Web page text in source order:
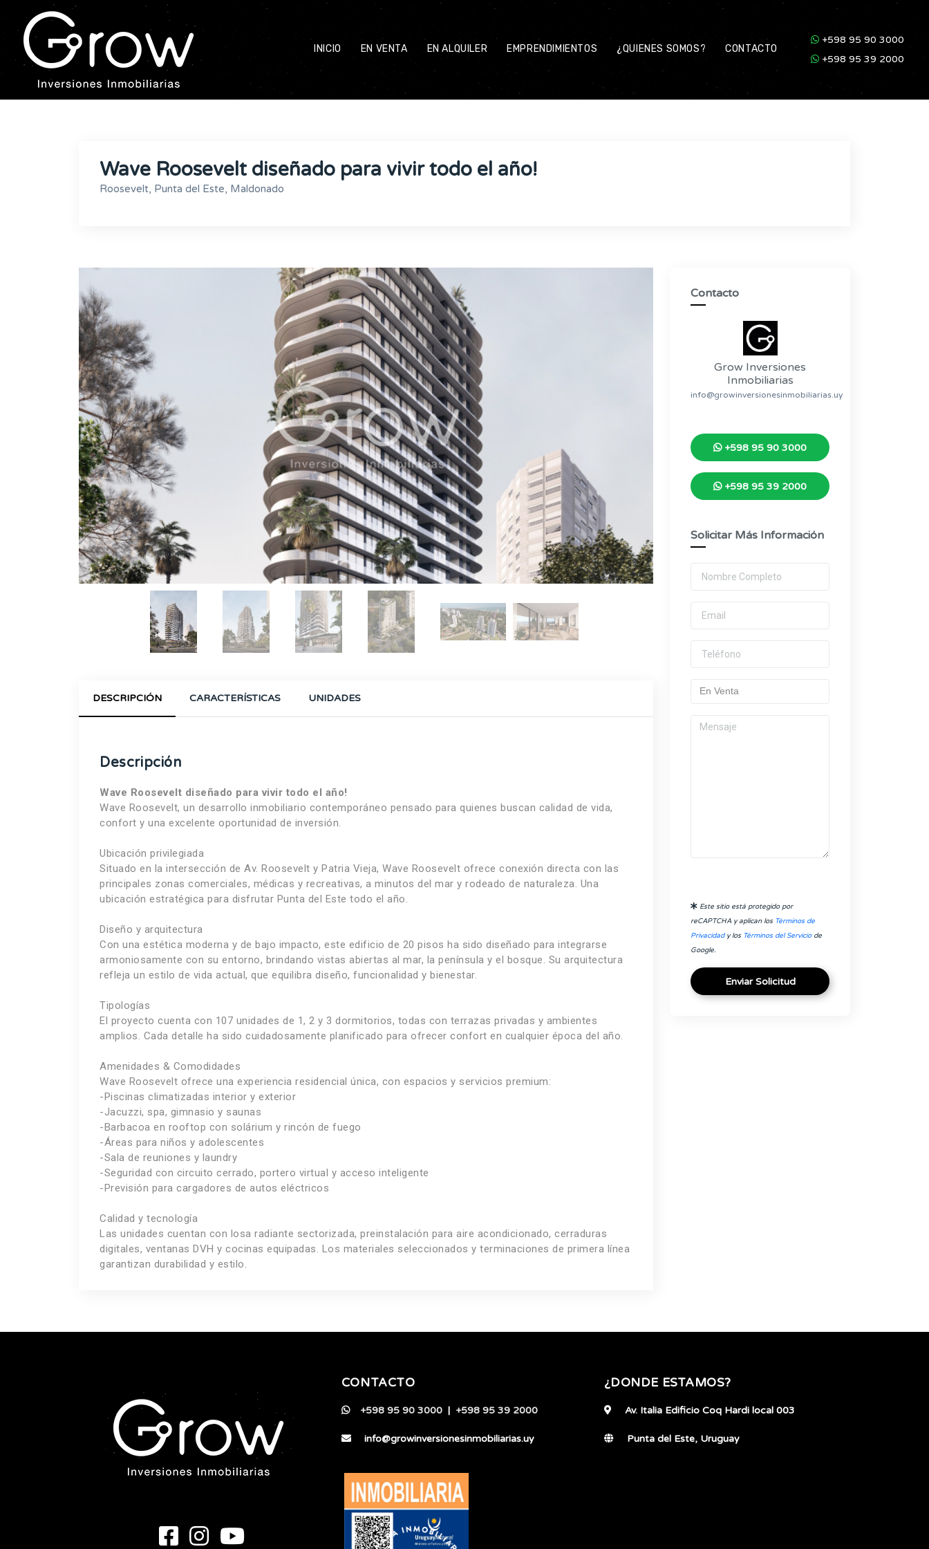
INICIO EN VENTA EN ALQUILER EMPRENDIMIENTOS ¿QUIENES SOMOS? CONTACTO
+598 95 90 3000
+598 95 39 2000
Wave Roosevelt diseñado para vivir todo el año!
Roosevelt, Punta del Este, Maldonado
DESCRIPCIÓN CARACTERÍSTICAS UNIDADES
Descripción
Wave Roosevelt diseñado para vivir todo el año!
Wave Roosevelt, un desarrollo inmobiliario contemporáneo pensado para quienes buscan calidad de vida,
confort y una excelente oportunidad de inversión.
Ubicación privilegiada
Situado en la intersección de Av. Roosevelt y Patria Vieja, Wave Roosevelt ofrece conexión directa con las
principales zonas comerciales, médicas y recreativas, a minutos del mar y rodeado de naturaleza. Una
ubicación estratégica para disfrutar Punta del Este todo el año.
Diseño y arquitectura
Con una estética moderna y de bajo impacto, este edificio de 20 pisos ha sido diseñado para integrarse
armoniosamente con su entorno, brindando vistas abiertas al mar, la península y el bosque. Su arquitectura
refleja un estilo de vida actual, que equilibra diseño, funcionalidad y bienestar.
Tipologías
El proyecto cuenta con 107 unidades de 1, 2 y 3 dormitorios, todas con terrazas privadas y ambientes
amplios. Cada detalle ha sido cuidadosamente planificado para ofrecer confort en cualquier época del año.
Amenidades & Comodidades
Wave Roosevelt ofrece una experiencia residencial única, con espacios y servicios premium:
-Piscinas climatizadas interior y exterior
-Jacuzzi, spa, gimnasio y saunas
-Barbacoa en rooftop con solárium y rincón de fuego
-Áreas para niños y adolescentes
-Sala de reuniones y laundry
-Seguridad con circuito cerrado, portero virtual y acceso inteligente
-Previsión para cargadores de autos eléctricos
Calidad y tecnología
Las unidades cuentan con losa radiante sectorizada, preinstalación para aire acondicionado, cerraduras
digitales, ventanas DVH y cocinas equipadas. Los materiales seleccionados y terminaciones de primera línea
garantizan durabilidad y estilo.
Contacto
Grow Inversiones
Inmobiliarias
info@growinversionesinmobiliarias.uy
+598 95 90 3000
+598 95 39 2000
Solicitar Más Información
Este sitio está protegido por
reCAPTCHA y aplican los Términos de
Privacidady los Términos del Serviciode
Google.
Enviar Solicitud
CONTACTO
+598 95 90 3000| +598 95 39 2000
info@growinversionesinmobiliarias.uy
¿DONDE ESTAMOS?
Av. Italia Edificio Coq Hardi local 003
Punta del Este, Uruguay